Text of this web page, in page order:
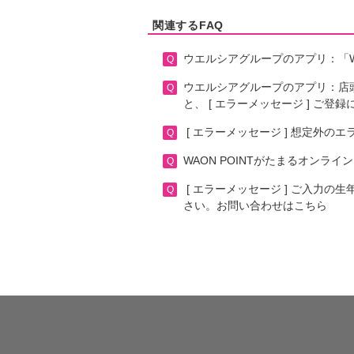
関連するFAQ
ウエルシアグループのアプリ：
ウエルシアグループのアプリ：
と、 [ エラーメッセージ ] ご登録
[ エラーメッセージ ] 想定外のエ
WAON POINTがたまるオンライ
[ エラーメッセージ ] ご入力の生
さい。お問い合わせはこちら